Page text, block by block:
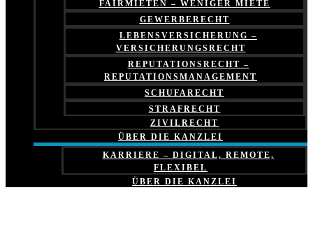
FAIRMIETEN – WENIGER MIETE
GEWERBERECHT
LEBENSVERSICHERUNG –
VERSICHERUNGSRECHT
REPUTATIONSRECHT –
REPUTATIONSMANAGEMENT
SCHUFARECHT
STRAFRECHT
ZIVILRECHT
ÜBER DIE KANZLEI
KARRIERE – DIGITAL, REMOTE,
FLEXIBEL
ÜBER DIE KANZLEI